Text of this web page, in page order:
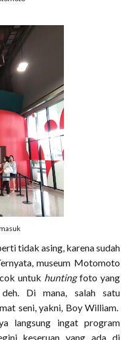
tidak asing, karena sudah
museum Motomoto
untuk huntingfoto yang
Di mana, salah satu
seni, yakni, Boy William.
langsung ingat program
keseruan yang ada di